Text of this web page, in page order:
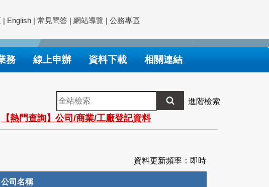
| English | 常見問答 | 網站導覽 | 公務專區
務 線上申辦 資料下載 相關連結
全
站
檢
索
進階檢索
【熱門查詢】公司/商業/工廠登記資料
資料更新頻率：即時
公司名稱